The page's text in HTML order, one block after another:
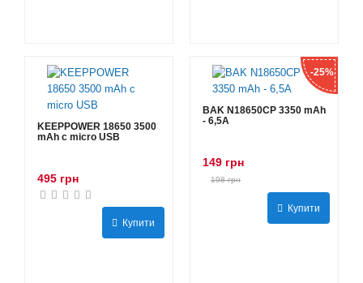
KEEPPOWER 18650 3500
mAh с micro USB
495 грн
Купити
-25%
BAK N18650CP 3350 mAh
- 6,5А
149 грн
198 грн
Купити